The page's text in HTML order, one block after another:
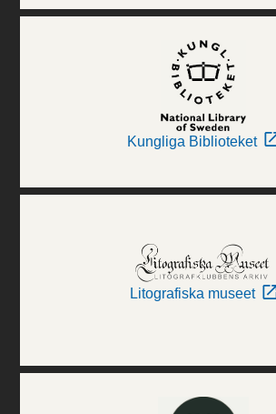
Kungliga Biblioteket
Litografiska museet